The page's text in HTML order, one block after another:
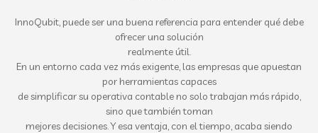
InnoQubit, puede ser una buena referencia para entender qué debe
ofrecer una solución
realmente útil.
En un entorno cada vez más exigente, las empresas que apuestan
por herramientas capaces
de simplificar su operativa contable no solo trabajan más rápido,
sino que también toman
mejores decisiones. Y esa ventaja, con el tiempo, acaba siendo